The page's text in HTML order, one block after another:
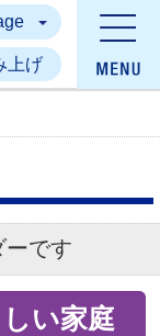
うら市
上げ
ーです
い家庭